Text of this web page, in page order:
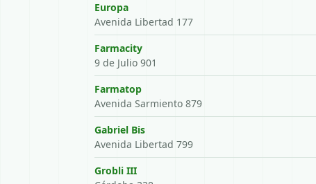
Europa
Avenida Libertad 177
Farmacity
9 de Julio 901
Farmatop
Avenida Sarmiento 879
Gabriel Bis
Avenida Libertad 799
Grobli III